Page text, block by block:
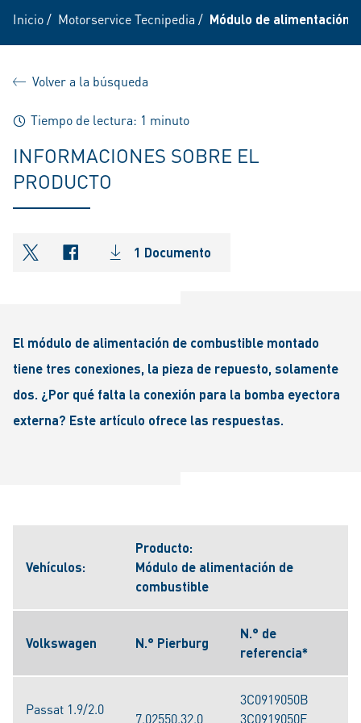
Inicio/ Motorservice Tecnipedia / Módulo de alimentación
Volver a la búsqueda
Tiempo de lectura: 1 minuto
INFORMACIONES SOBRE EL
PRODUCTO
shareOntwitter
shareOnfacebook
1 Documento
El módulo de alimentación de combustible montado
tiene tres conexiones, la pieza de repuesto, solamente
dos. ¿Por qué falta la conexión para la bomba eyectora
externa? Este artículo ofrece las respuestas.
Vehículos:
Producto:
Módulo de alimentación de
combustible
Volkswagen N.° Pierburg
N.° de
referencia*
Passat 1.9/2.0
7.02550.32.0
3C0919050B
3C0919050E